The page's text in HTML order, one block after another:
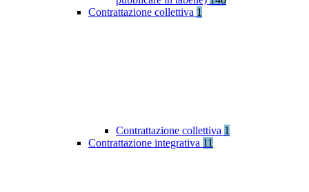
Contrattazione collettiva 1
Contrattazione collettiva 1
Contrattazione integrativa 11